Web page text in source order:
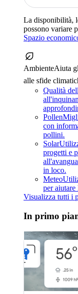
La disponibilità,
possono variare
Spazio
AmbienteAiuta
alle sfide
Qualità
Pollen
con
pollini.
Solar
progetti e
in loco.
Meteo
per aiutare
Visualizza tutti i
In primo